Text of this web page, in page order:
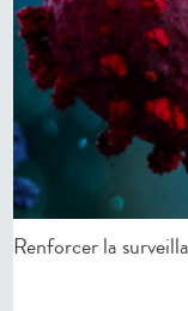
Renforcer la